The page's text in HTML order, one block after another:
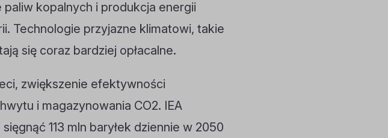
kopalnych i produkcja energii
Technologie przyjazne klimatowi, takie
się coraz bardziej opłacalne.
zwiększenie efektywności
i magazynowania CO2. IEA
113 mln baryłek dziennie w 2050